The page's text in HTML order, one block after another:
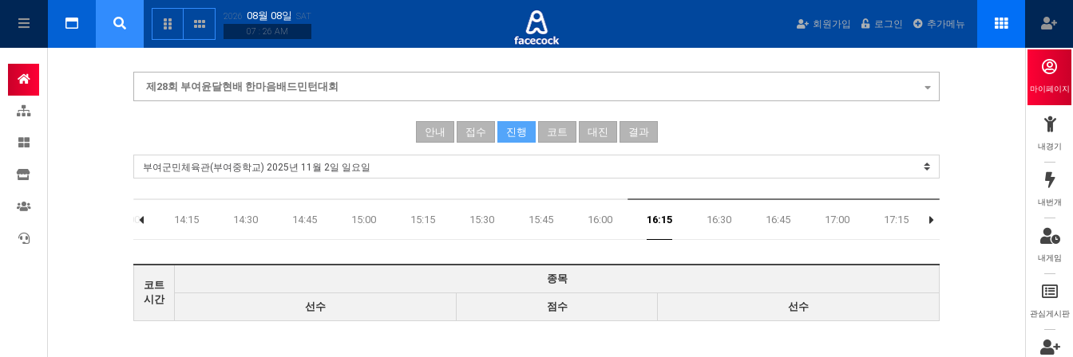
2026 08월 08일 SAT
07 : 26 AM
회원가입 로그인 추가메뉴
제28회 부여윤달현배 한마음배드민턴대회
안내 접수 진행 코트 대진 결과
14:00 14:15 14:30 14:45 15:00 15:15 15:30 15:45 16:00 16:15 16:30 16:45 17:00 17:15
코트
시간
종목
선수 점수 선수
마이페이지
내경기
내번개
내게임
관심게시판